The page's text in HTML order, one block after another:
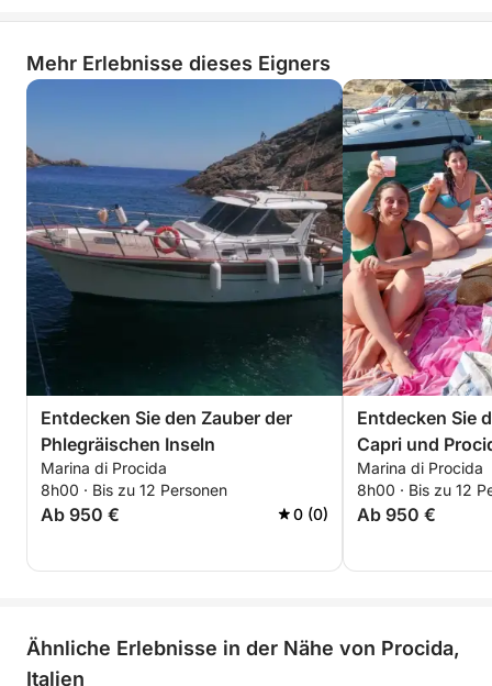
Mehr Erlebnisse dieses Eigners
Entdecken Sie den Zauber der
Phlegräischen Inseln
Marina di Procida
8h00 · Bis zu 12 Personen
Ab 950 € 0 (0)
Entdecken Sie
Capri und
Marina di Procida
8h00 · Bis zu 12
Ab 950 €
Ähnliche Erlebnisse in der Nähe von Procida,
Italien